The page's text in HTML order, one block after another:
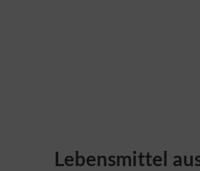
Lebensmittel